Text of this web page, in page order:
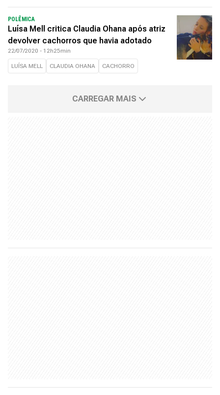
POLÊMICA
Luísa Mell critica Claudia Ohana após atriz
devolver cachorros que havia adotado
22/07/2020 - 12h25min
LUÍSA MELL CLAUDIA OHANA CACHORRO
CARREGAR MAIS